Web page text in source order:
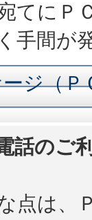
てにＰ
手間が
ジ（Ｐ
話のご
点は、